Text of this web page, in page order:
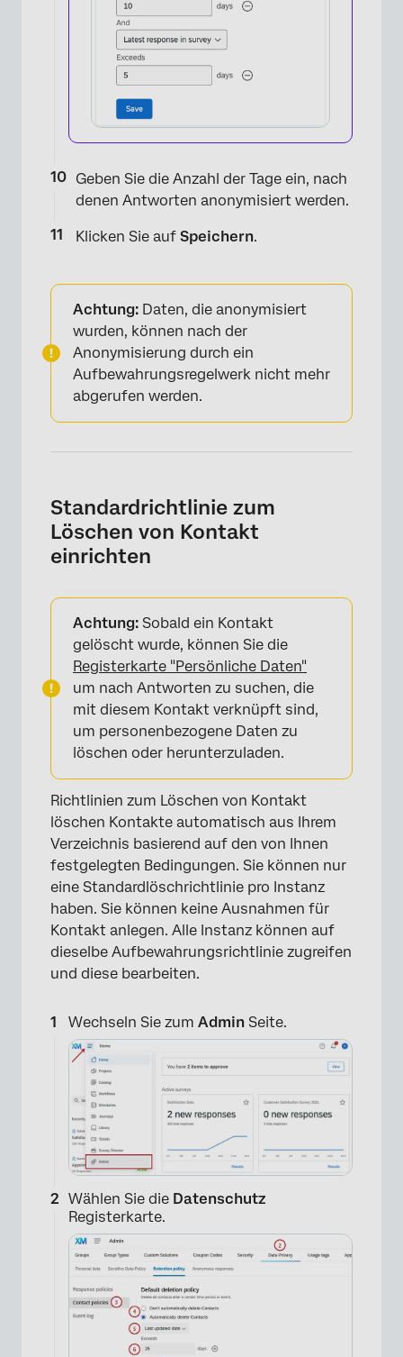
Geben Sie die Anzahl der Tage ein, nach
denen Antworten anonymisiert werden.
Klicken Sie auf Speichern.
Achtung: Daten, die anonymisiert
wurden, können nach der
Anonymisierung durch ein
Aufbewahrungsregelwerk nicht mehr
abgerufen werden.
Standardrichtlinie zum
Löschen von Kontakt
einrichten
Achtung: Sobald ein Kontakt
gelöscht wurde, können Sie die
Registerkarte "Persönliche Daten"
um nach Antworten zu suchen, die
mit diesem Kontakt verknüpft sind,
um personenbezogene Daten zu
löschen oder herunterzuladen.
Richtlinien zum Löschen von Kontakt
löschen Kontakte automatisch aus Ihrem
Verzeichnis basierend auf den von Ihnen
festgelegten Bedingungen. Sie können nur
eine Standardlöschrichtlinie pro Instanz
haben. Sie können keine Ausnahmen für
Kontakt anlegen. Alle Instanz können auf
dieselbe Aufbewahrungsrichtlinie zugreifen
und diese bearbeiten.
Wechseln Sie zum Admin Seite.
Wählen Sie die Datenschutz
Registerkarte.